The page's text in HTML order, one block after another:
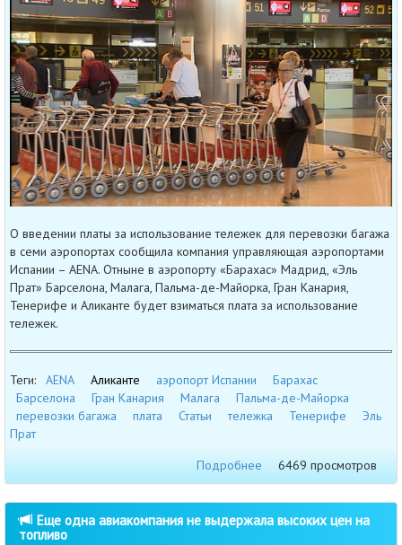
О введении платы за использование тележек для перевозки багажа
в семи аэропортах сообщила компания управляющая аэропортами
Испании – AENA. Отныне в аэропорту «Барахас» Мадрид, «Эль
Прат» Барселона, Малага, Пальма-де-Майорка, Гран Канария,
Тенерифе и Аликанте будет взиматься плата за использование
тележек.
Теги: AENA Аликанте аэропорт Испании
Барахас
Барселона
Гран Канария Малага
Пальма-де-Майорка
перевозки багажа
плата Статьи тележка Тенерифе
Эль
Прат
Подробнее
6469 просмотров
Еще одна авиакомпания не выдержала высоких цен на
топливо